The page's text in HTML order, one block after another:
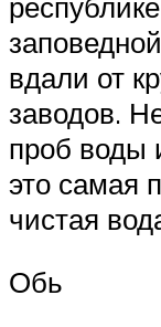
вдали от
заводов.
проб воды
это самая
чистая
Обь